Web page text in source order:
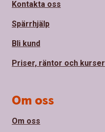
Kontakta oss
Spärrhjälp
Bli kund
Priser, räntor och kurser
Om oss
Om oss